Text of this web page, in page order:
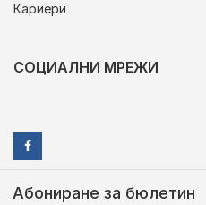
Кариери
СОЦИАЛНИ МРЕЖИ
Абониране за бюлетин